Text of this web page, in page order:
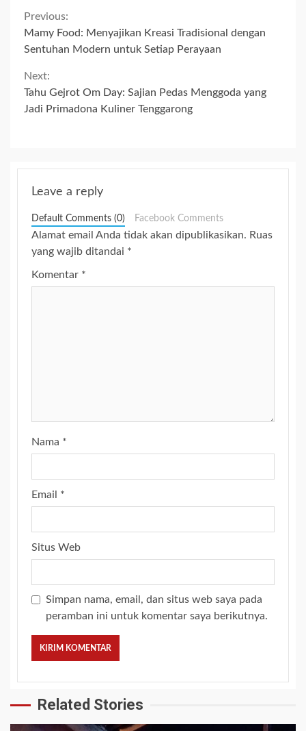
Continue
Reading
Previous:
Mamy Food: Menyajikan Kreasi Tradisional dengan
Sentuhan Modern untuk Setiap Perayaan
Next:
Tahu Gejrot Om Day: Sajian Pedas Menggoda yang
Jadi Primadona Kuliner Tenggarong
Leave a reply
Default Comments (0) Facebook Comments
Alamat email Anda tidak akan dipublikasikan. Ruas
yang wajib ditandai *
Komentar *
Nama *
Email *
Situs Web
Simpan nama, email, dan situs web saya pada
peramban ini untuk komentar saya berikutnya.
Related Stories